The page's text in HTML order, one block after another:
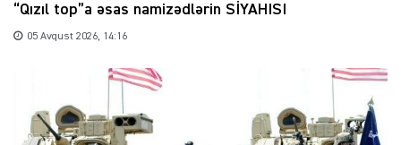
“Qızıl top”a əsas namizədlərin SİYAHISI
05 Avqust 2026, 14:16